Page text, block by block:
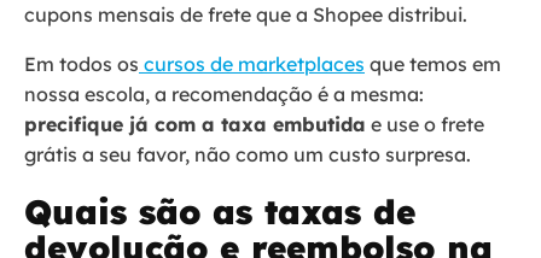
cupons mensais de frete que a Shopee distribui.
Em todos os cursos de marketplaces que temos em
nossa escola, a recomendação é a mesma:
precifique já com a taxa embutida e use o frete
grátis a seu favor, não como um custo surpresa.
Quais são as taxas de
devolução e reembolso na